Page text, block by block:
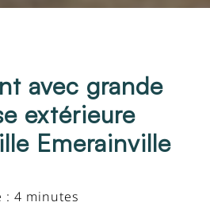
avec grande
extérieure
Emerainville
: 4 minutes